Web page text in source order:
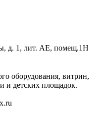
д. 1, лит. АЕ, помещ.1Н
оборудования, витрин,
и детских площадок.